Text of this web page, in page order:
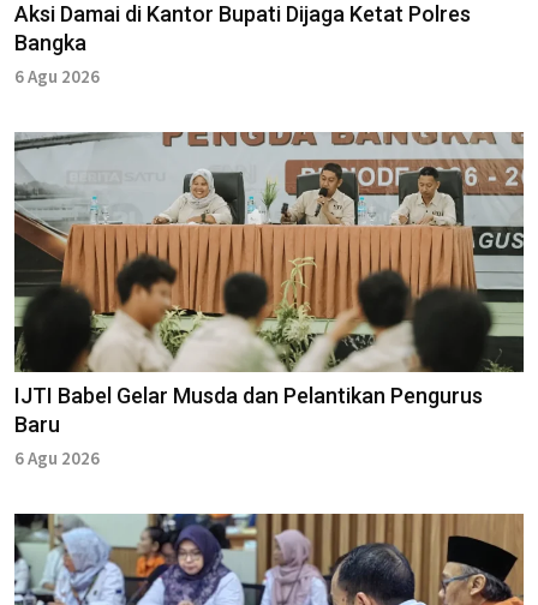
Aksi Damai di Kantor Bupati Dijaga Ketat Polres
Bangka
6 Agu 2026
IJTI Babel Gelar Musda dan Pelantikan Pengurus
Baru
6 Agu 2026